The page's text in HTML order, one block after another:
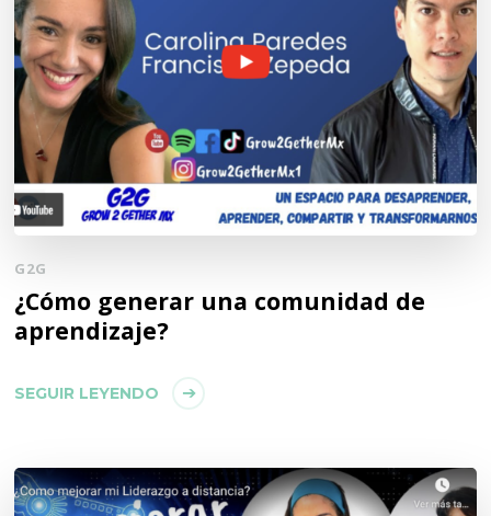
G2G
¿Cómo generar una comunidad de
aprendizaje?
SEGUIR LEYENDO